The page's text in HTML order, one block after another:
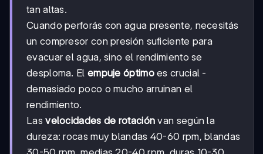
tan altas.
Cuando perforás con agua presente, necesitás
un compresor con presión suficiente para
evacuar el agua, sino el rendimiento se
desploma. El empuje óptimoes crucial -
demasiado poco o mucho arruinan el
rendimiento.
Lasvelocidades de rotación van según la
dureza: rocas muy blandas 40-60 rpm, blandas